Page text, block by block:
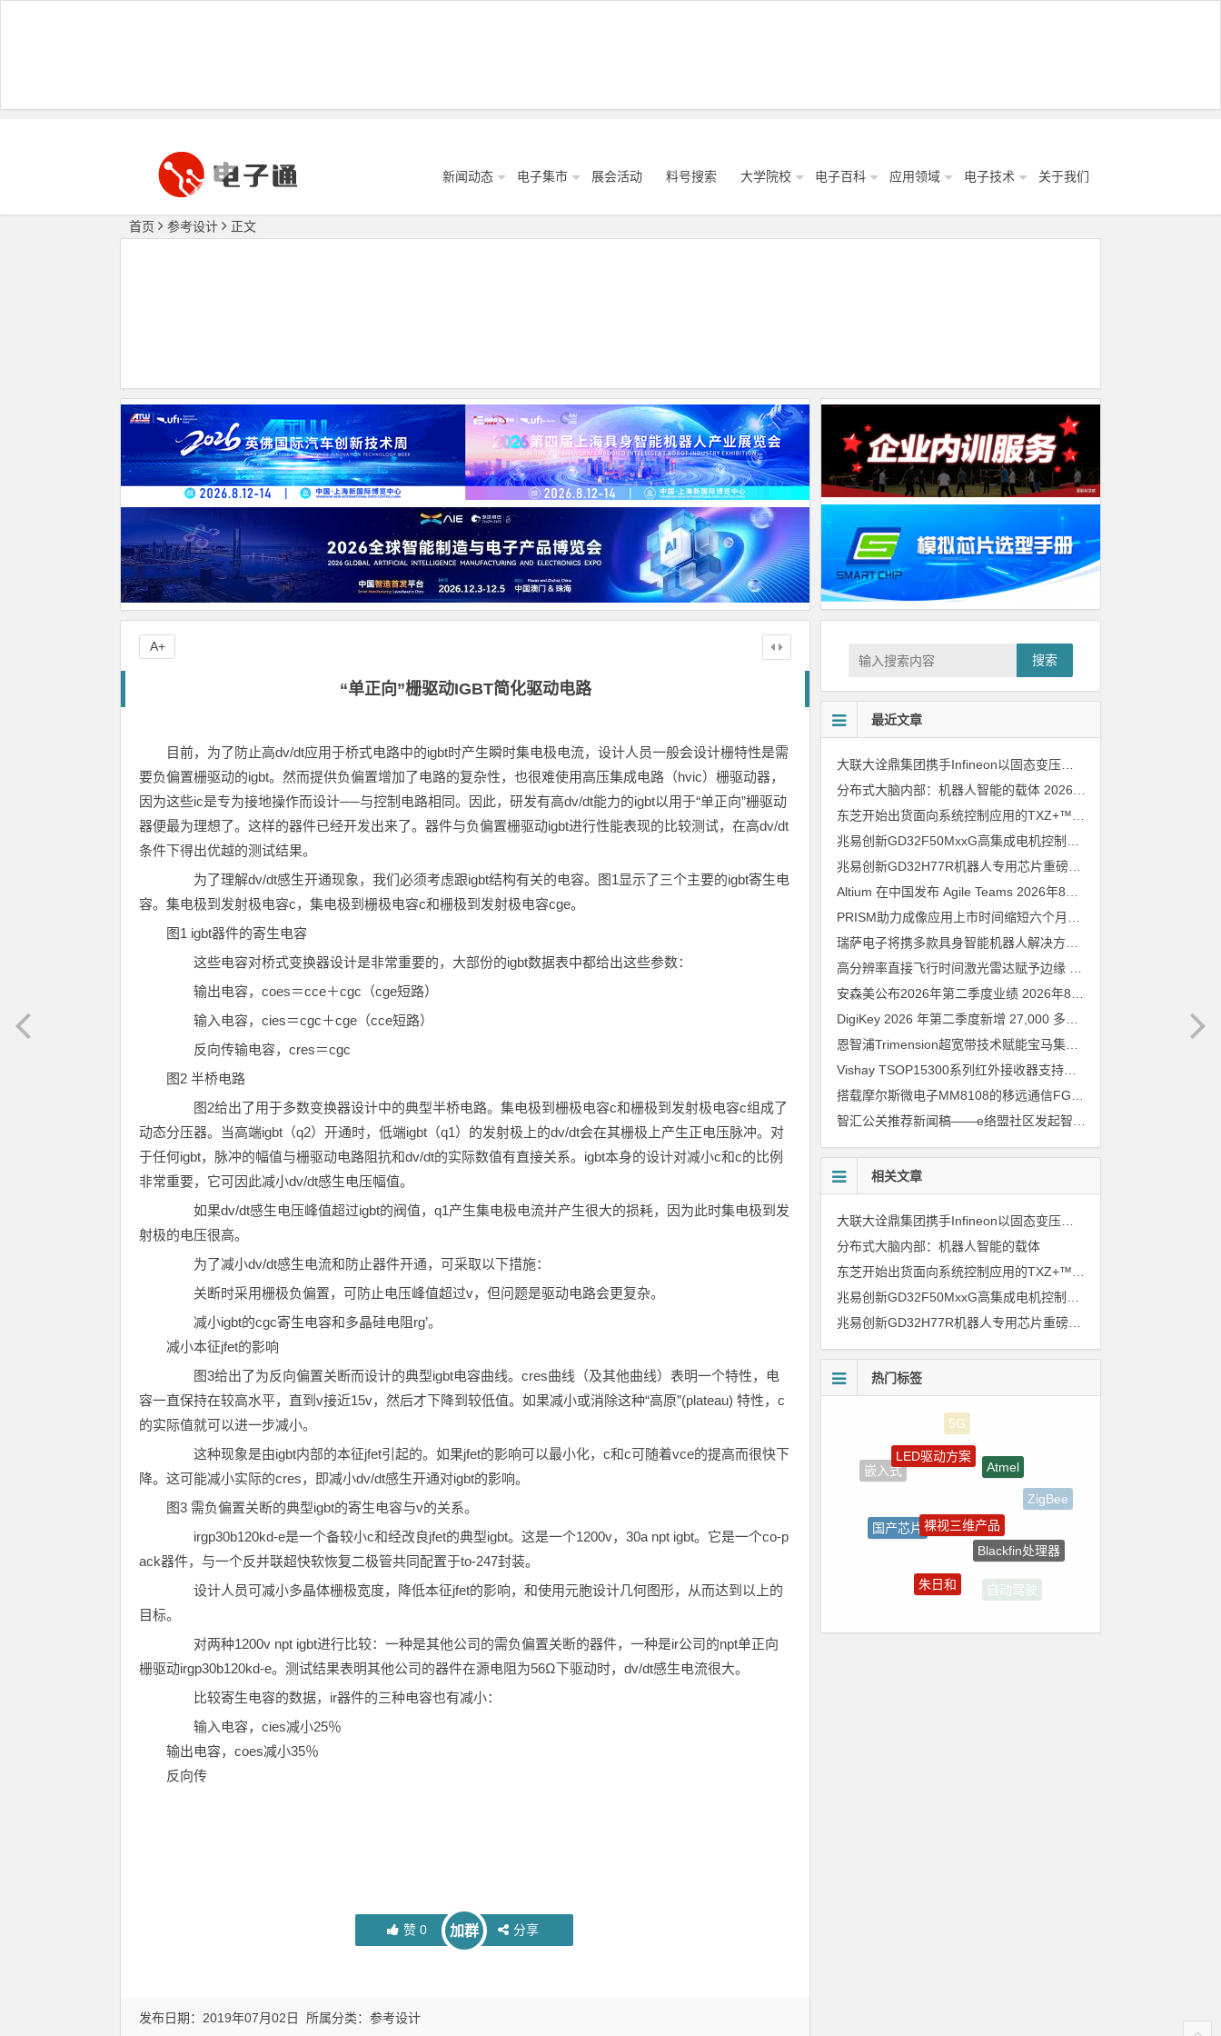
新闻动态 电子集市 展会活动 料号搜索 大学院校 电子百科 应用领域 电子技术 关于我们
首页 参考设计 正文
“单正向”栅驱动IGBT简化驱动电路
目前，为了防止高dv/dt应用于桥式电路中的igbt时产生瞬时集电极电流，设计人员一般会设计栅特性是需
要负偏置栅驱动的igbt。然而提供负偏置增加了电路的复杂性，也很难使用高压集成电路（hvic）栅驱动器，
因为这些ic是专为接地操作而设计──与控制电路相同。因此，研发有高dv/dt能力的igbt以用于“单正向”栅驱动
器便最为理想了。这样的器件已经开发出来了。器件与负偏置栅驱动igbt进行性能表现的比较测试，在高dv/dt
条件下得出优越的测试结果。
为了理解dv/dt感生开通现象，我们必须考虑跟igbt结构有关的电容。图1显示了三个主要的igbt寄生电
容。集电极到发射极电容c，集电极到栅极电容c和栅极到发射极电容cge。
图1 igbt器件的寄生电容
这些电容对桥式变换器设计是非常重要的，大部份的igbt数据表中都给出这些参数：
输出电容，coes＝cce＋cgc（cge短路）
输入电容，cies＝cgc＋cge（cce短路）
反向传输电容，cres＝cgc
图2 半桥电路
图2给出了用于多数变换器设计中的典型半桥电路。集电极到栅极电容c和栅极到发射极电容c组成了
动态分压器。当高端igbt（q2）开通时，低端igbt（q1）的发射极上的dv/dt会在其栅极上产生正电压脉冲。对
于任何igbt，脉冲的幅值与栅驱动电路阻抗和dv/dt的实际数值有直接关系。igbt本身的设计对减小c和c的比例
非常重要，它可因此减小dv/dt感生电压幅值。
如果dv/dt感生电压峰值超过igbt的阀值，q1产生集电极电流并产生很大的损耗，因为此时集电极到发
射极的电压很高。
为了减小dv/dt感生电流和防止器件开通，可采取以下措施：
关断时采用栅极负偏置，可防止电压峰值超过v，但问题是驱动电路会更复杂。
减小igbt的cgc寄生电容和多晶硅电阻rg’。
减小本征jfet的影响
图3给出了为反向偏置关断而设计的典型igbt电容曲线。cres曲线（及其他曲线）表明一个特性，电
容一直保持在较高水平，直到v接近15v，然后才下降到较低值。如果减小或消除这种“高原”(plateau) 特性，c
的实际值就可以进一步减小。
这种现象是由igbt内部的本征jfet引起的。如果jfet的影响可以最小化，c和c可随着vce的提高而很快下
降。这可能减小实际的cres，即减小dv/dt感生开通对igbt的影响。
图3 需负偏置关断的典型igbt的寄生电容与v的关系。
irgp30b120kd-e是一个备较小c和经改良jfet的典型igbt。这是一个1200v，30a npt igbt。它是一个co-p
ack器件，与一个反并联超快软恢复二极管共同配置于to-247封装。
设计人员可减小多晶体栅极宽度，降低本征jfet的影响，和使用元胞设计几何图形，从而达到以上的
目标。
对两种1200v npt igbt进行比较：一种是其他公司的需负偏置关断的器件，一种是ir公司的npt单正向
栅驱动irgp30b120kd-e。测试结果表明其他公司的器件在源电阻为56Ω下驱动时，dv/dt感生电流很大。
比较寄生电容的数据，ir器件的三种电容也有减小：
输入电容，cies减小25％
输出电容，coes减小35％
反向传
赞0 加群 分享
A+
发布日期：2019年07月02日 所属分类： 参考设计
搜索
最近文章
大联大诠鼎集团携手Infineon以固态变压器重构配电效率新标杆
分布式大脑内部：机器人智能的载体 2026年8月6日
兆易创新GD32H77R机器人专用芯片重磅亮相，精准赋能伺服驱动与关节控制
Altium 在中国发布 Agile Teams 2026年8月6日
安森美公布2026年第二季度业绩 2026年8月6日
恩智浦Trimension超宽带技术赋能宝马集团Digital Key Plus及生命体存在检测功能
Vishay TSOP15300系列红外接收器支持所有主流遥控代码
相关文章
大联大诠鼎集团携手Infineon以固态变压器重构配电效率新标杆
分布式大脑内部：机器人智能的载体
兆易创新GD32H77R机器人专用芯片重磅亮相，精准赋能伺服驱动与关节控制
热门标签
嵌入式
ZigBee
Blackfin处理器
自动驾驶